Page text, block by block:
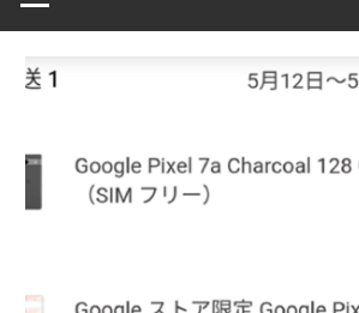
へ
ジ
ン
で
た